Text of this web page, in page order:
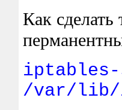
Как
iptables-
/var/lib/